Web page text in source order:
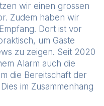
wir einen grossen
Zudem haben wir
Dort ist vor
um Gäste
zu zeigen. Seit 2020
Alarm auch die
die Bereitschaft der
im Zusammenhang